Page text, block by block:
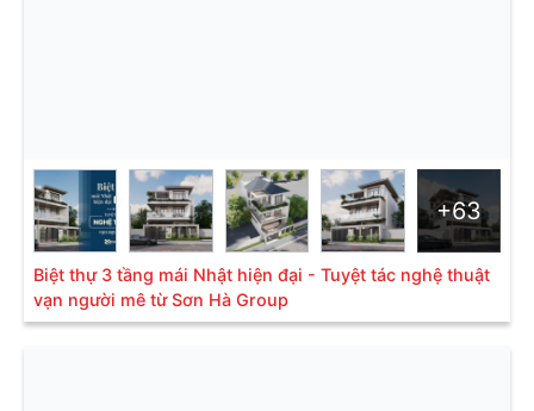
+63
Biệt thự 3 tầng mái Nhật hiện đại - Tuyệt tác nghệ thuật
vạn người mê từ Sơn Hà Group